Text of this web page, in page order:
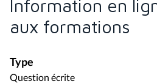
Information en
aux formations
Type
Question écrite